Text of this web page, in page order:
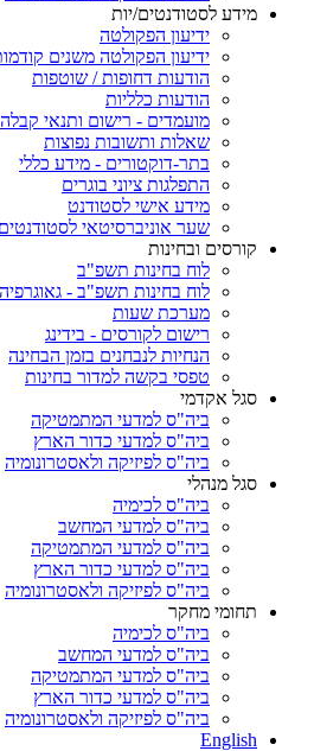
מידע לסטודנטים/יות
ידיעון הפקולטה
ידיעון הפקולטה משנים
הודעות דחופות / שוטפות
הודעות כלליות
מועמדים - רישום ותנאי קבלה
שאלות ותשובות נפוצות
בתר-דוקטורים - מידע כללי
התפלגות ציוני בוגרים
מידע אישי לסטודנט
שער אוניברסיטאי לסטודנטים
קורסים ובחינות
לוח בחינות תשפ"ב
לוח בחינות תשפ"ב -
מערכת שעות
רישום לקורסים - בידינג
הנחיות לנבחנים בזמן הבחינה
טפסי בקשה למדור בחינות
סגל אקדמי
ביה"ס למדעי המתמטיקה
ביה"ס למדעי כדור הארץ
ביה"ס לפיזיקה ולאסטרונומיה
סגל מנהלי
ביה"ס לכימיה
ביה"ס למדעי המחשב
ביה"ס למדעי המתמטיקה
ביה"ס למדעי כדור הארץ
ביה"ס לפיזיקה ולאסטרונומיה
תחומי מחקר
ביה"ס לכימיה
ביה"ס למדעי המחשב
ביה"ס למדעי המתמטיקה
ביה"ס למדעי כדור הארץ
ביה"ס לפיזיקה ולאסטרונומיה
English